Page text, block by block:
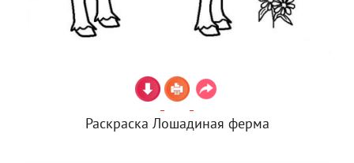
Раскраска Лошадиная ферма